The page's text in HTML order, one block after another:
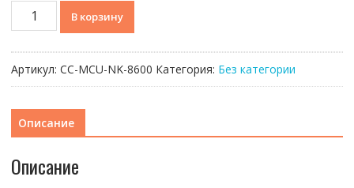
Количество
товара
для
8600/6500S/6600S/7900/8800
Arte/6303/701/X7/C7-
01
В корзину
Артикул: CC-MCU-NK-8600 Категория: Без категории
Описание
Описание